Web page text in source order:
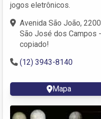
jogos eletrônicos.
Avenida São João,
São José dos Campos
copiado!
(12) 3943-8140
Mapa